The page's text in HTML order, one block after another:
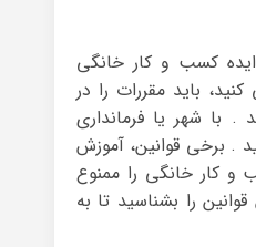
کسب و کار خانگی
باید مقررات را در
. با شهر یا فرمانداری
. برخی قوانین، آموزش
و کار خانگی را ممنوع
را بشناسید تا به